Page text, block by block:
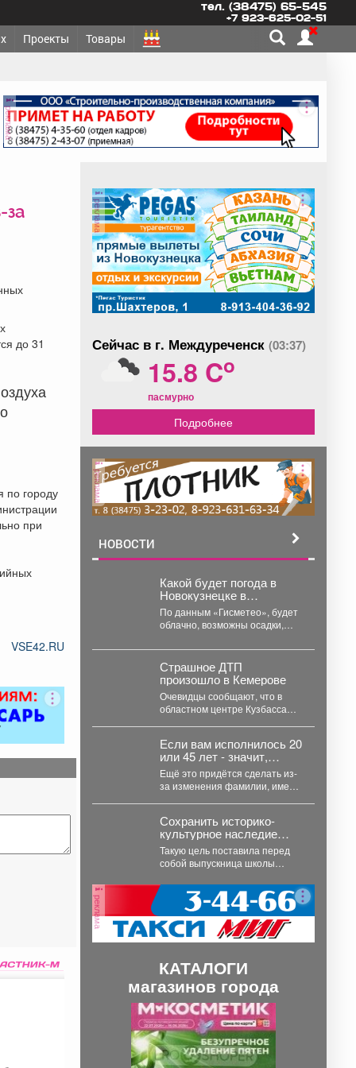
тел. (38475) 65-545
+7 923-625-02-51
Проекты Товары
реклама
за
до 31
по городу
при
VSE42.RU
реклама
Сейчас в г. Междуреченск (03:37)
15.8 Co
пасмурно
Подробнее
реклама
НОВОСТИ
Какой будет погода в
Новокузнецке в
понедельник, 27 июля?
По данным «Гисметео», будет
облачно, возможны осадки,
+14...
Страшное ДТП
произошло в Кемерове
Очевидцы сообщают, что в
областном центре Кузбасса
Если вам исполнилось 20
или 45 лет - значит,
пришло время получить
новый паспорт.
Ещё это придётся сделать из-
за изменения фамилии, имени
Сохранить историко-
культурное наследие
южной столицы региона и
создать доступную
среду.
Такую цель поставила перед
собой выпускница школы
Маркелова. Результатом
работы стал...
реклама
КАТАЛОГИ
магазинов города